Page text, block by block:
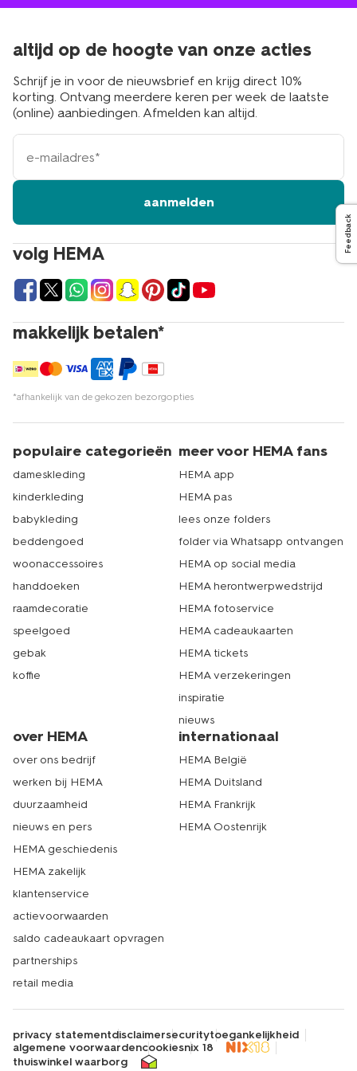
volg HEMA
makkelijk betalen*
*afhankelijk van de gekozen bezorgopties
altijd op de hoogte van onze acties
Schrijf je in voor de nieuwsbrief en krijg direct 10%
korting. Ontvang meerdere keren per week de laatste
(online) aanbiedingen. Afmelden kan altijd.
e-
mailadres
aanmelden
populaire categorieën
dameskleding
kinderkleding
babykleding
beddengoed
woonaccessoires
handdoeken
raamdecoratie
speelgoed
gebak
koffie
meer voor HEMA fans
HEMA app
HEMA pas
lees onze folders
folder via Whatsapp ontvangen
HEMA op social media
HEMA herontwerpwedstrijd
HEMA fotoservice
HEMA cadeaukaarten
HEMA tickets
HEMA verzekeringen
inspiratie
nieuws
over HEMA
over ons bedrijf
werken bij HEMA
duurzaamheid
nieuws en pers
HEMA geschiedenis
HEMA zakelijk
klantenservice
actievoorwaarden
saldo cadeaukaart opvragen
partnerships
retail media
internationaal
HEMA België
HEMA Duitsland
HEMA Frankrijk
HEMA Oostenrijk
privacy statementdisclaimersecuritytoegankelijkheid
algemene voorwaardencookiesnix 18
thuiswinkel waarborg
Feedback